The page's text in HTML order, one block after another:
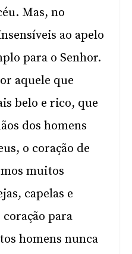
Mas, no
ao apelo
para o Senhor.
aquele que
belo e rico, que
dos homens
o coração de
muitos
capelas e
para
homens nunca